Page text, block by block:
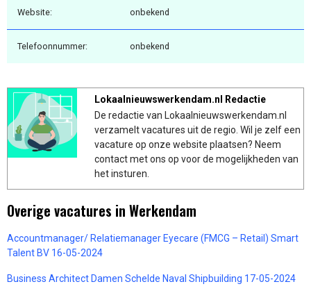
Website: onbekend
Telefoonnummer: onbekend
Lokaalnieuwswerkendam.nl Redactie
De redactie van Lokaalnieuwswerkendam.nl
verzamelt vacatures uit de regio. Wil je zelf een
vacature op onze website plaatsen? Neem
contact met ons op voor de mogelijkheden van
het insturen.
Overige vacatures in Werkendam
Accountmanager/ Relatiemanager Eyecare (FMCG – Retail) Smart
Talent BV 16-05-2024
Business Architect Damen Schelde Naval Shipbuilding 17-05-2024